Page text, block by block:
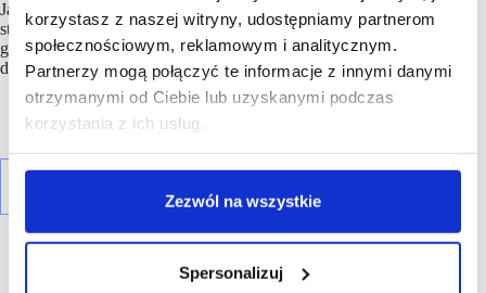
korzystasz z naszej witryny, udostępniamy partnerom
społecznościowym, reklamowym i analitycznym.
Partnerzy mogą połączyć te informacje z innymi danymi
otrzymanymi od Ciebie lub uzyskanymi podczas
korzystania z ich usług.
Zezwól na wszystkie
Spersonalizuj
Jak podkreśla spółka, Indite x
działa już na 214 rynkach, a przy
stosunkowo niewielkim udziale w bardzo rozdrobnionym
globalnym rynku odzieżowym widzi duży potencjał dalszego,
długoterminowego wzrostu.